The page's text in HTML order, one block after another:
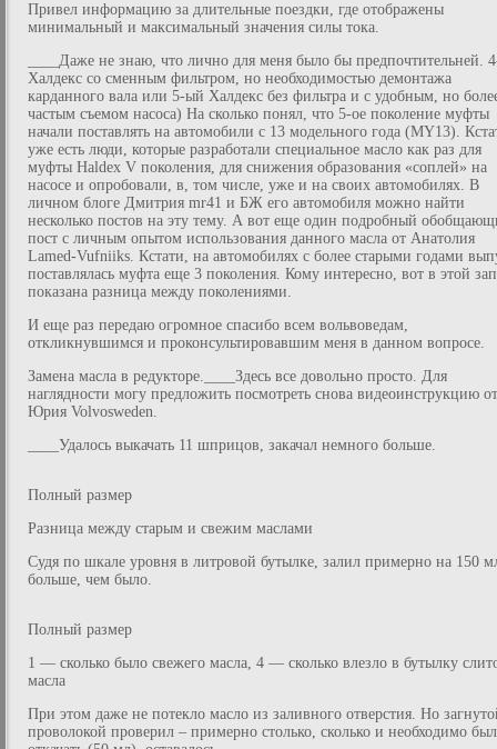
Привел информацию за длительные поездки, где отображены
минимальный и максимальный значения силы тока.
____Даже не знаю, что лично для меня было бы предпочтительней.
Халдекс со сменным фильтром, но необходимостью демонтажа
карданного вала или 5-ый Халдекс без фильтра и с удобным, но
частым съемом насоса) На сколько понял, что 5-ое поколение муфты
начали поставлять на автомобили с 13 модельного года (MY13).
уже есть люди, которые разработали специальное масло как раз для
муфты Haldex V поколения, для снижения образования «соплей» на
насосе и опробовали, в, том числе, уже и на своих автомобилях. В
личном блоге Дмитрия mr41 и БЖ его автомобиля можно найти
несколько постов на эту тему. А вот еще один подробный
пост с личным опытом использования данного масла от Анатолия
Lamed-Vufniiks. Кстати, на автомобилях с более старыми годами
поставлялась муфта еще 3 поколения. Кому интересно, вот в этой
показана разница между поколениями.
И еще раз передаю огромное спасибо всем вольвоведам,
откликнувшимся и проконсультировавшим меня в данном вопросе.
Замена масла в редукторе.____Здесь все довольно просто. Для
наглядности могу предложить посмотреть снова видеоинструкцию от
Юрия Volvosweden.
____Удалось выкачать 11 шприцов, закачал немного больше.
Полный размер
Разница между старым и свежим маслами
Судя по шкале уровня в литровой бутылке, залил примерно на 150
больше, чем было.
Полный размер
1 — сколько было свежего масла, 4 — сколько влезло в бутылку
масла
При этом даже не потекло масло из заливного отверстия. Но
проволокой проверил – примерно столько, сколько и необходимо